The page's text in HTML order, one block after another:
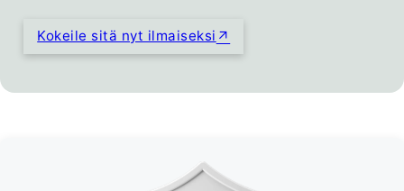
Kokeile sitä nyt ilmaiseksi